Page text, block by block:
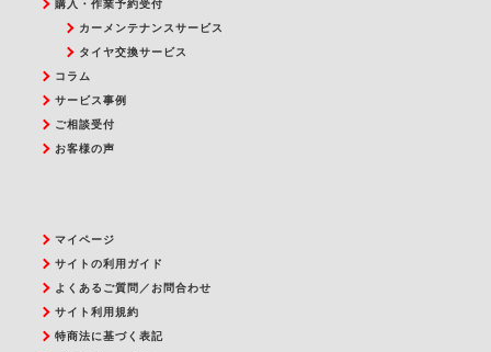
購入・作業予約受付
カーメンテナンスサービス
タイヤ交換サービス
コラム
サービス事例
ご相談受付
お客様の声
マイページ
サイトの利用ガイド
よくあるご質問／お問合わせ
サイト利用規約
特商法に基づく表記